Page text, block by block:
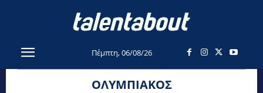
Πέμπτη, 06/08/26
ΟΛΥΜΠΙΑΚΌΣ